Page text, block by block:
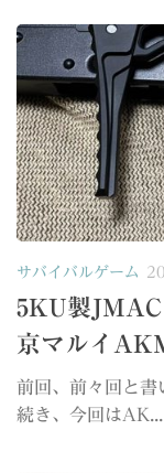
サバイバルゲーム
5KU製
京マルイ
前回、前々回と
続き、今回はAK...